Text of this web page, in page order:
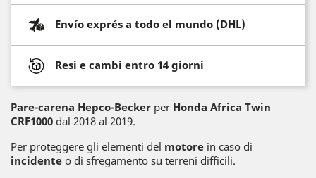
Envío exprés a todo el mundo (DHL)
Resi e cambi entro 14 giorni
Pare-carena Hepco-Becker per Honda Africa Twin
CRF1000 dal 2018 al 2019.
Per proteggere gli elementi del motore in caso di
incidente o di sfregamento su terreni difficili.